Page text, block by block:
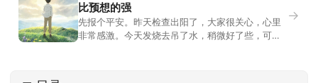
比预想的强
先报个平安。昨天检查出阳了，大家很关心，心里
非常感激。今天发烧去吊了水，稍微好了些，可没
→